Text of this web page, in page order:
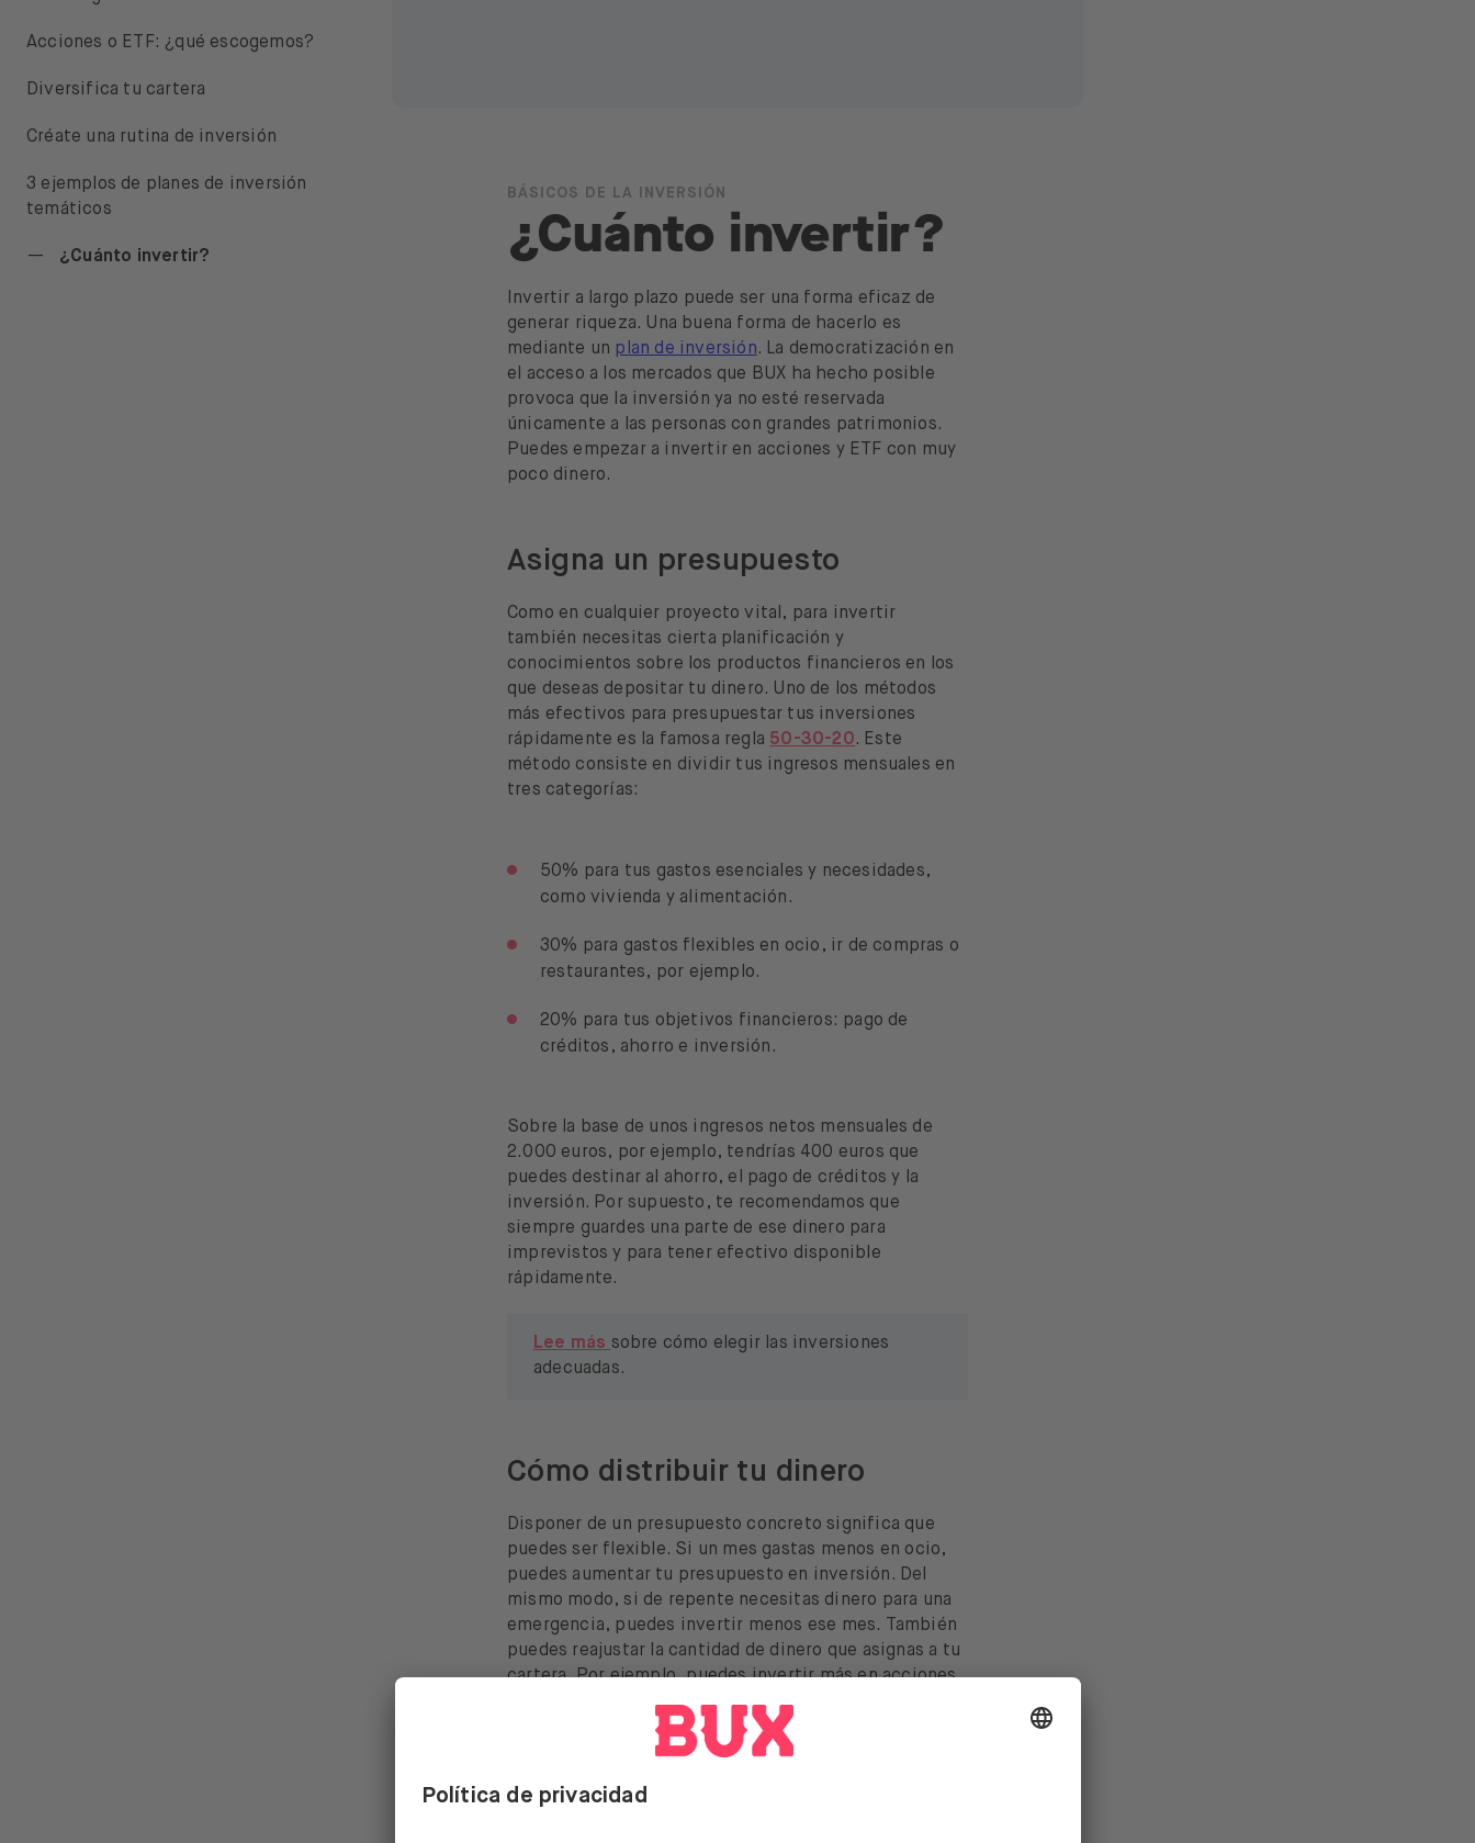
Acciones o ETF: ¿qué escogemos?
Diversifica tu cartera
Créate una rutina de inversión
3 ejemplos de planes de inversión
temáticos
¿Cuánto invertir? ¿Cuánto invertir?
BÁSICOS DE LA INVERSIÓN
Invertir a largo plazo puede ser una forma eficaz de
generar riqueza. Una buena forma de hacerlo es
mediante un plan de inversión. La democratización en
el acceso a los mercados que BUX ha hecho posible
provoca que la inversión ya no esté reservada
únicamente a las personas con grandes patrimonios.
Puedes empezar a invertir en acciones y ETF con muy
poco dinero.
Asigna un presupuesto
Como en cualquier proyecto vital, para invertir
también necesitas cierta planificación y
conocimientos sobre los productos financieros en los
que deseas depositar tu dinero. Uno de los métodos
más efectivos para presupuestar tus inversiones
rápidamente es la famosa regla 50-30-20. Este
método consiste en dividir tus ingresos mensuales en
tres categorías:
50% para tus gastos esenciales y necesidades,
como vivienda y alimentación.
30% para gastos flexibles en ocio, ir de compras o
restaurantes, por ejemplo.
20% para tus objetivos financieros: pago de
créditos, ahorro e inversión.
Sobre la base de unos ingresos netos mensuales de
2.000 euros, por ejemplo, tendrías 400 euros que
puedes destinar al ahorro, el pago de créditos y la
inversión. Por supuesto, te recomendamos que
siempre guardes una parte de ese dinero para
imprevistos y para tener efectivo disponible
rápidamente.
Lee más sobre cómo elegir las inversiones
adecuadas.
Cómo distribuir tu dinero
Disponer de un presupuesto concreto significa que
puedes ser flexible. Si un mes gastas menos en ocio,
puedes aumentar tu presupuesto en inversión. Del
mismo modo, si de repente necesitas dinero para una
emergencia, puedes invertir menos ese mes. También
puedes reajustar la cantidad de dinero que asignas a tu
cartera. Por ejemplo, puedes invertir más en acciones
y menos en ETF un mes, dependiendo de tu nivel de
acciones y ETF fraccionados. Es algo que te permite